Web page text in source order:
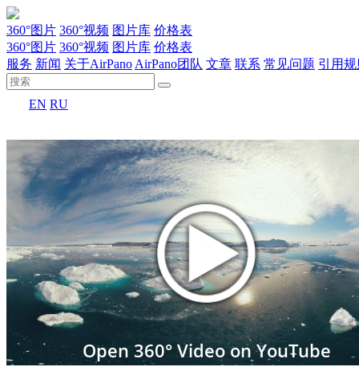
360°图片 360°视频 图片库 价格表
360°图片 360°视频 图片库 价格表
服务 新闻 关于AirPano AirPano团队 文章 联系 常见问题 引用
EN RU
Open 360° Video on YouTube